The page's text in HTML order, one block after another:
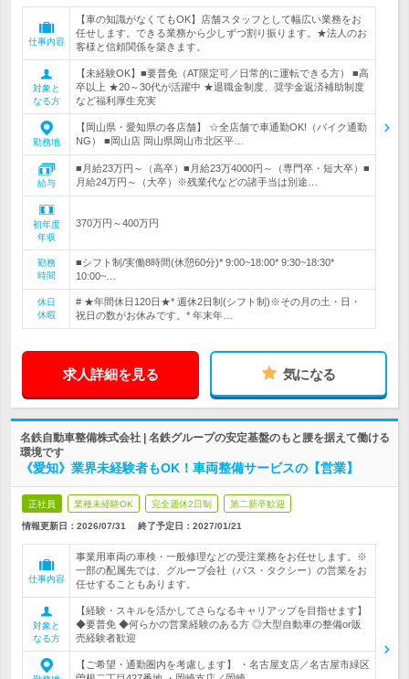
仕事内容
【車の知識がなくてもOK】店舗スタッフとして幅広い業務をお
任せします。できる業務から少しずつ割り振ります。★法人のお
客様と信頼関係を築きます。
対象と
なる方
【未経験OK】■要普免（AT限定可／日常的に運転できる方） ■高
卒以上 ★20～30代が活躍中 ★退職金制度、奨学金返済補助制度
など福利厚生充実
勤務地
【岡山県・愛知県の各店舗】 ☆全店舗で車通勤OK!（バイク通勤
NG） ■岡山店 岡山県岡山市北区平…
給与
■月給23万円～（高卒）■月給23万4000円～（専門卒・短大卒）■
月給24万円～（大卒）※残業代などの諸手当は別途…
初年度
年収
370万円～400万円
勤務
時間
■シフト制/実働8時間(休憩60分)* 9:00~18:00* 9:30~18:30*
10:00~…
休日
休暇
# ★年間休日120日★* 週休2日制(シフト制)※その月の土・日・
祝日の数がお休みです。* 年末年…
求人詳細を見る 気になる
名鉄自動車整備株式会社 | 名鉄グループの安定基盤のもと腰を据えて働ける
環境です
《愛知》業界未経験者もOK！車両整備サービスの【営業】
正社員 業種未経験OK 完全週休2日制 第二新卒歓迎
情報更新日：2026/07/31 終了予定日： 2027/01/21
仕事内容
事業用車両の車検・一般修理などの受注業務をお任せします。※
一部の配属先では、グループ会社（バス・タクシー）の営業をお
任せすることもあります。
対象と
なる方
【経験・スキルを活かしてさらなるキャリアップを目指せます】
◆要普免 ◆何らかの営業経験のある方 ◎大型自動車の整備or販
売経験者歓迎
【ご希望・通勤圏内を考慮します】 ・名古屋支店／名古屋市緑区